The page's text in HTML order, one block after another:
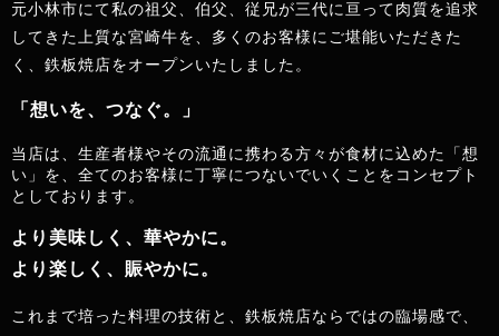
元小林市にて私の祖父、伯父、従兄が三代に亘って肉質を追求
してきた上質な宮崎牛を、多くのお客様にご堪能いただきた
く、鉄板焼店をオープンいたしました。
「想いを、つなぐ。」
当店は、生産者様やその流通に携わる方々が食材に込めた「想
い」を、全てのお客様に丁寧につないでいくことをコンセプト
としております。
より美味しく、華やかに。
より楽しく、賑やかに。
これまで培った料理の技術と、鉄板焼店ならではの臨場感で、